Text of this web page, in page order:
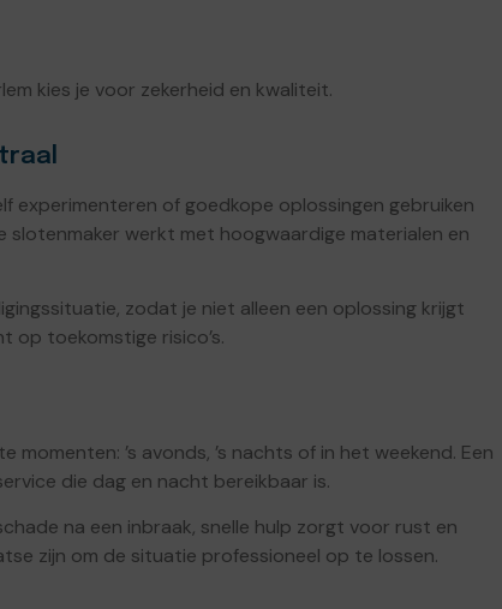
kies je voor zekerheid en kwaliteit.
experimenteren of goedkope oplossingen gebruiken
slotenmaker werkt met hoogwaardige materialen en
zodat je niet alleen een oplossing krijgt
op toekomstige risico’s.
’s avonds, ’s nachts of in het weekend. Een
die dag en nacht bereikbaar is.
na een inbraak, snelle hulp zorgt voor rust en
zijn om de situatie professioneel op te lossen.